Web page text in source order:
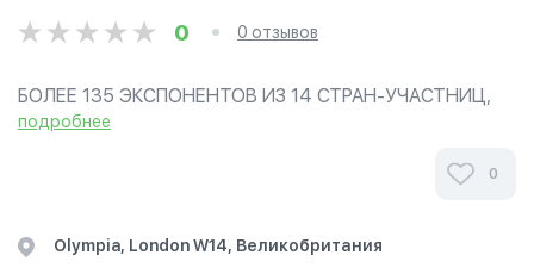
0 0 отзывов
БОЛЕЕ 135 ЭКСПОНЕНТОВ ИЗ 14 СТРАН-УЧАСТНИЦ,
НА ВЫСТАВКЕ БУДУТ ПРЕДСТАВЛЕНЫ САМЫЕ ЛУЧШИЕ
подробнее
0
Olympia, London W14, Великобритания